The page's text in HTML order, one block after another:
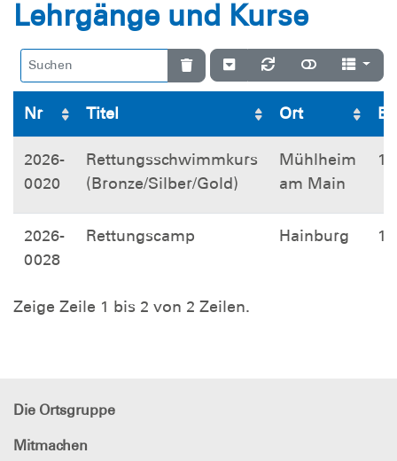
Lehrgänge und Kurse
Nr Titel Ort
2026-
0020
Rettungsschwimmkurs
(Bronze/Silber/Gold)
Mühlheim
am Main
2026-
0028
Rettungscamp Hainburg
Zeige Zeile 1 bis 2 von 2 Zeilen.
Die Ortsgruppe
Mitmachen